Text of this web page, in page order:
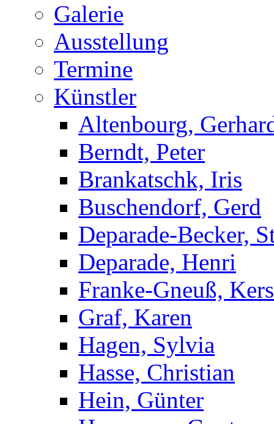
Galerie
Ausstellung
Termine
Künstler
Altenbourg,
Berndt, Peter
Brankatschk, Iris
Buschendorf, Gerd
Deparade-Becker,
Deparade, Henri
Franke-Gneuß,
Graf, Karen
Hagen, Sylvia
Hasse, Christian
Hein, Günter